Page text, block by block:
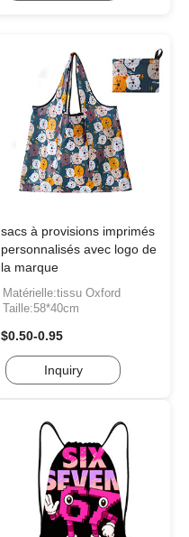
sacs à provisions imprimés
personnalisés avec logo de
la marque
Matérielle:tissu Oxford
Taille:58*40cm
$0.50-0.95
Inquiry